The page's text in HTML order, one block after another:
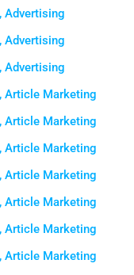
Advertising
Advertising
Advertising
Article Marketing
Article Marketing
Article Marketing
Article Marketing
Article Marketing
Article Marketing
Article Marketing